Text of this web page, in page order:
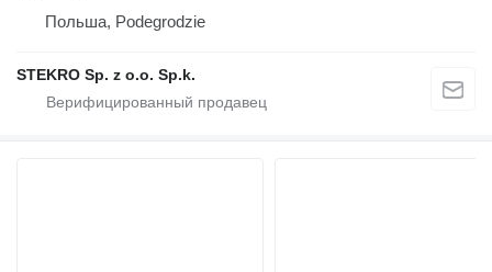
Польша, Podegrodzie
STEKRO Sp. z o.o. Sp.k.